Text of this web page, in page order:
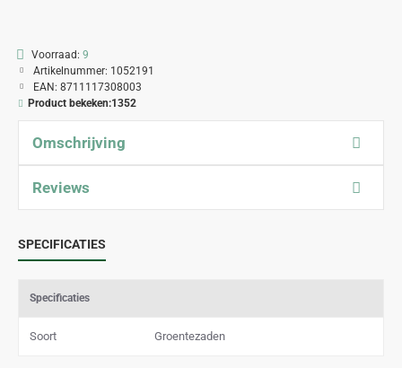
Voorraad: 9
Artikelnummer: 1052191
EAN: 8711117308003
Product bekeken:1352
Omschrijving
Reviews
SPECIFICATIES
Specificaties
Soort Groentezaden